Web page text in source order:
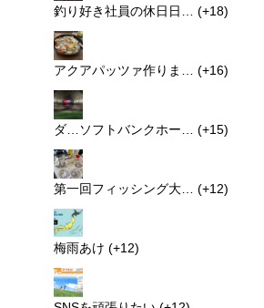
釣り好き社員の休日日… +18
アクアパッツァ作りま… +16
ダ…ソフトバンクホー… +15
第一回フィッシング大… +12
梅雨あけ +12